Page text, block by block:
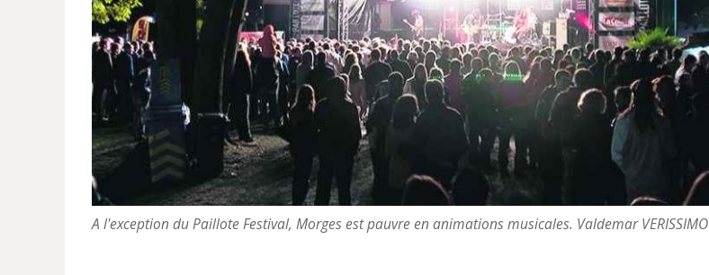
A l'exception du Paillote Festival, Morges est pauvre en animations musicales. Valdemar VERISSIMO